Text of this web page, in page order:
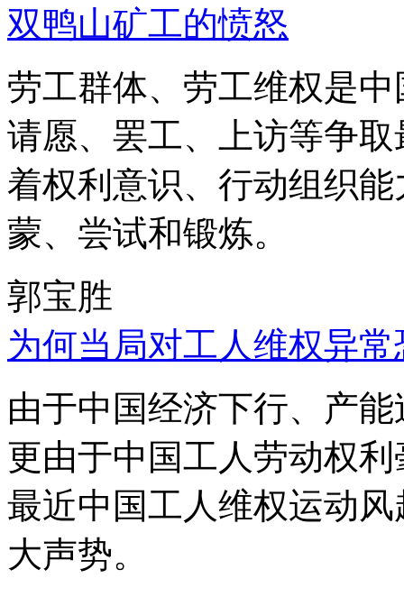
双鸭山矿工的愤怒
劳工群体、劳工维权是
请愿、罢工、上访等争
着权利意识、行动组织
蒙、尝试和锻炼。
郭宝胜
为何当局对工人维权异
由于中国经济下行、产
更由于中国工人劳动权
最近中国工人维权运动
大声势。